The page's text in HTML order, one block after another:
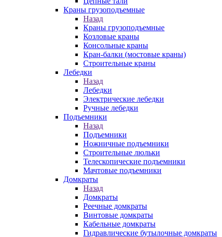
Краны грузоподъемные
Назад
Краны грузоподъемные
Козловые краны
Консольные краны
Кран-балки (мостовые краны)
Строительные краны
Лебедки
Назад
Лебедки
Электрические лебедки
Ручные лебедки
Подъемники
Назад
Подъемники
Ножничные подъемники
Строительные люльки
Телескопические подъемники
Мачтовые подъемники
Домкраты
Назад
Домкраты
Реечные домкраты
Винтовые домкраты
Кабельные домкраты
Гидравлические бутылочные домкраты